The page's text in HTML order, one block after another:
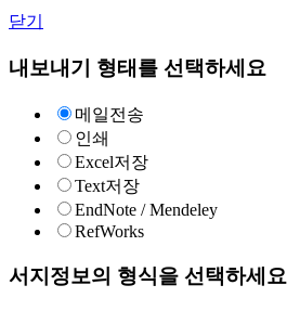
닫기
내보내기 형태를 선택하세요
메일전송
인쇄
Excel저장
Text저장
EndNote / Mendeley
RefWorks
서지정보의 형식을 선택하세요